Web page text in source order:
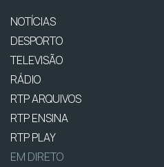
NOTÍCIAS
DESPORTO
TELEVISÃO
RÁDIO
RTP ARQUIVOS
RTP ENSINA
RTP PLAY
EM DIRETO